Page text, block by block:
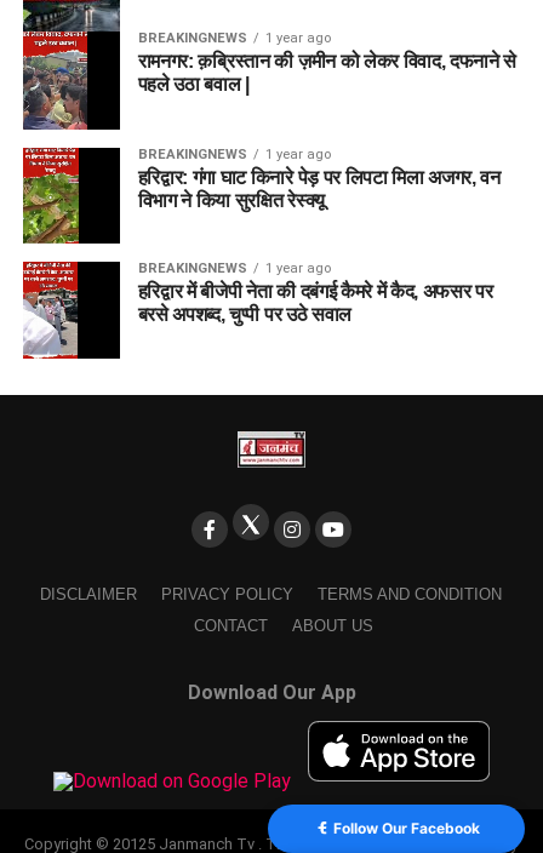
BREAKINGNEWS 1 year ago
रामनगर: क़ब्रिस्तान की ज़मीन को लेकर विवाद, दफनाने से
पहले उठा बवाल |
BREAKINGNEWS 1 year ago
हरिद्वार: गंगा घाट किनारे पेड़ पर लिपटा मिला अजगर, वन
विभाग ने किया सुरक्षित रेस्क्यू
BREAKINGNEWS 1 year ago
हरिद्वार में बीजेपी नेता की दबंगई कैमरे में कैद, अफसर पर
बरसे अपशब्द, चुप्पी पर उठे सवाल
DISCLAIMER PRIVACY POLICY
TERMS AND CONDITION
CONTACT
ABOUT US
Download Our App
Copyright © 20125 Janmanch Tv . Theme by SSDIGIMARK. powered by
Follow Our Facebook